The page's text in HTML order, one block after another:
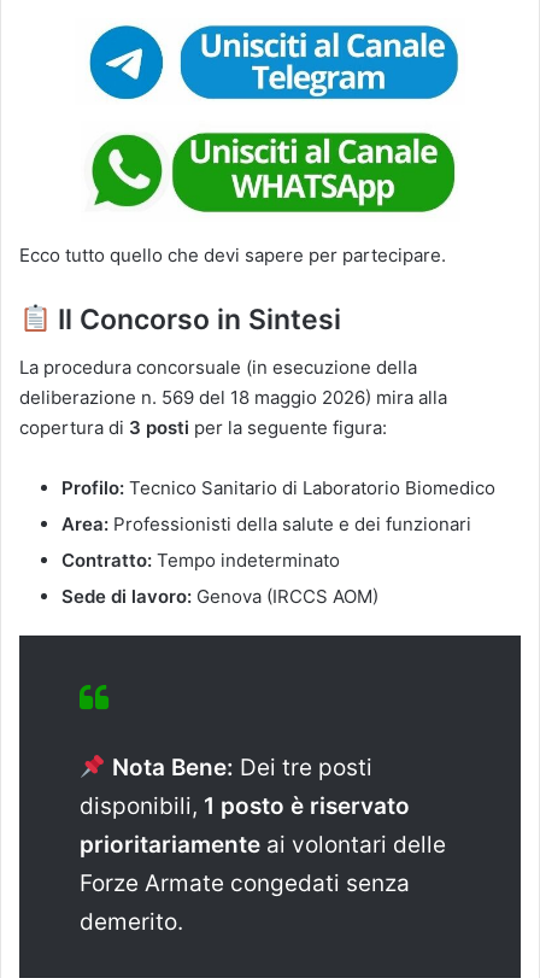
Ecco tutto quello che devi sapere per partecipare.
Il Concorso in Sintesi
La procedura concorsuale (in esecuzione della
deliberazione n. 569 del 18 maggio 2026) mira alla
copertura di 3 posti per la seguente figura:
Profilo: Tecnico Sanitario di Laboratorio Biomedico
Area: Professionisti della salute e dei funzionari
Contratto: Tempo indeterminato
Sede di lavoro: Genova (IRCCS AOM)
Nota Bene: Dei tre posti
disponibili, 1 posto è riservato
prioritariamente ai volontari delle
Forze Armate congedati senza
demerito.